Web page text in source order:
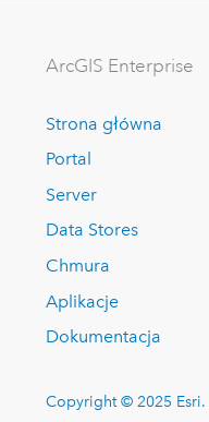
ArcGIS Enterprise
Strona główna
Portal
Server
Data Stores
Chmura
Aplikacje
Dokumentacja
Copyright © 2025 Esri.